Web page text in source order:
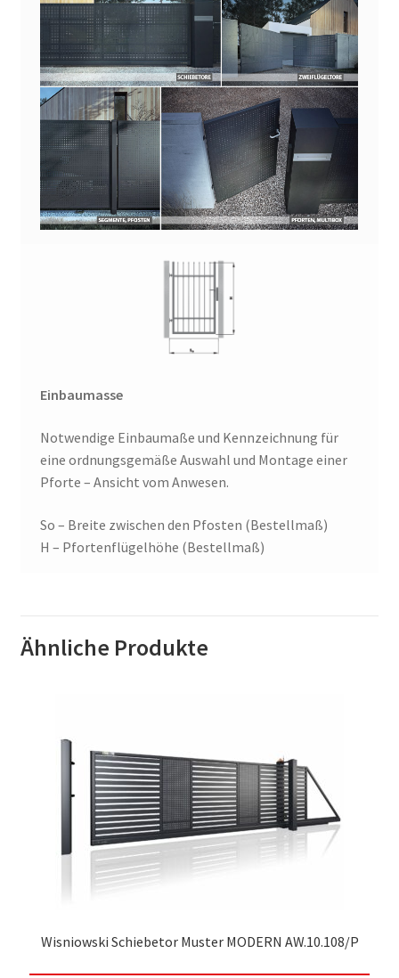
Einbaumasse
Notwendige Einbaumaße und Kennzeichnung für
eine ordnungsgemäße Auswahl und Montage einer
Pforte – Ansicht vom Anwesen.
So – Breite zwischen den Pfosten (Bestellmaß)
H – Pfortenflügelhöhe (Bestellmaß)
Ähnliche Produkte
Wisniowski Schiebetor Muster MODERN AW.10.108/P